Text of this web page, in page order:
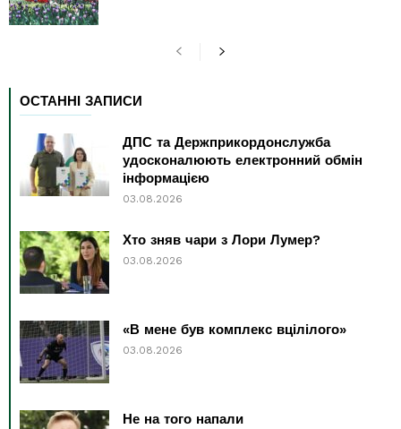
ОСТАННІ ЗАПИСИ
ДПС та Держприкордонслужба
удосконалюють електронний обмін
інформацією
03.08.2026
Хто зняв чари з Лори Лумер?
03.08.2026
«В мене був комплекс вцілілого»
03.08.2026
Не на того напали